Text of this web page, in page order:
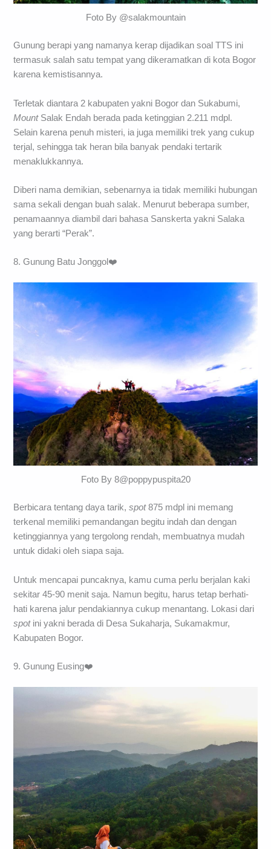
Foto By @salakmountain
Gunung berapi yang namanya kerap dijadikan soal TTS ini
termasuk salah satu tempat yang dikeramatkan di kota Bogor
karena kemistisannya.
Terletak diantara 2 kabupaten yakni Bogor dan Sukabumi,
MountSalak Endah berada pada ketinggian 2.211 mdpl.
Selain karena penuh misteri, ia juga memiliki trek yang cukup
terjal, sehingga tak heran bila banyak pendaki tertarik
menaklukkannya.
Diberi nama demikian, sebenarnya ia tidak memiliki hubungan
sama sekali dengan buah salak. Menurut beberapa sumber,
penamaannya diambil dari bahasa Sanskerta yakni Salaka
yang berarti “Perak”.
8. Gunung Batu Jonggol❤️
Foto By 8@poppypuspita20
Berbicara tentang daya tarik,spot875 mdpl ini memang
terkenal memiliki pemandangan begitu indah dan dengan
ketinggiannya yang tergolong rendah, membuatnya mudah
untuk didaki oleh siapa saja.
Untuk mencapai puncaknya, kamu cuma perlu berjalan kaki
sekitar 45-90 menit saja. Namun begitu, harus tetap berhati-
hati karena jalur pendakiannya cukup menantang. Lokasi dari
spotini yakni berada di Desa Sukaharja, Sukamakmur,
Kabupaten Bogor.
9. Gunung Eusing❤️